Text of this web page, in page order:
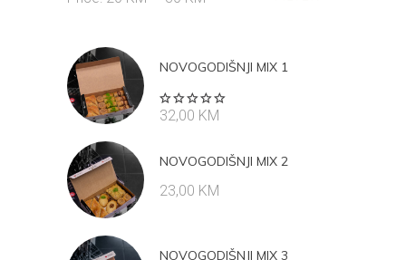
NOVOGODIŠNJI MIX 1
5.00out
32,00 KM
NOVOGODIŠNJI MIX 2
23,00 KM
NOVOGODIŠNJI MIX 3